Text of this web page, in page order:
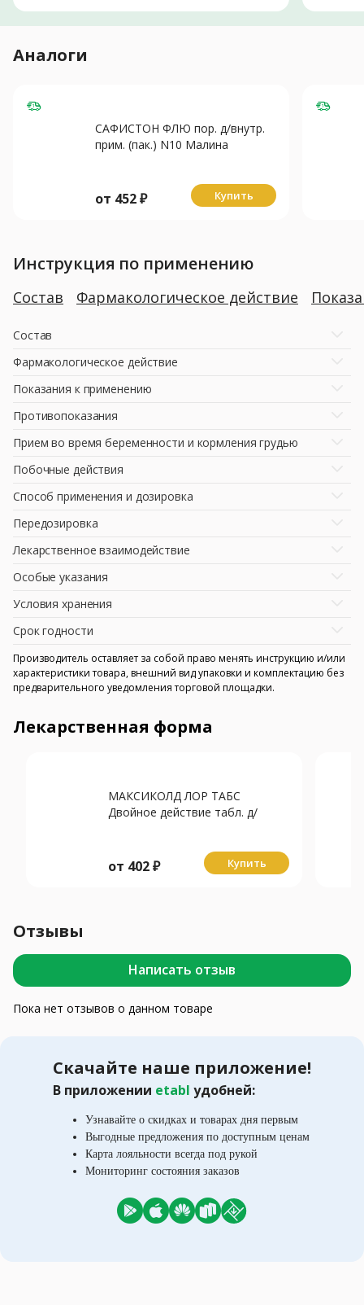
Аналоги
САФИСТОН ФЛЮ пор. д/внутр.
прим. (пак.) N10 Малина
от 452₽ Купить
Инструкция по применению
Состав Фармакологическое действие
Состав
Фармакологическое действие
Показания к применению
Противопоказания
Прием во время беременности и кормления грудью
Побочные действия
Способ применения и дозировка
Передозировка
Лекарственное взаимодействие
Особые указания
Условия хранения
Срок годности
Производитель оставляет за собой право менять инструкцию и/или
характеристики товара, внешний вид упаковки и комплектацию без
предварительного уведомления торговой площадки.
Лекарственная форма
МАКСИКОЛД ЛОР ТАБС
Двойное действие табл. д/
от 402₽ Купить
Отзывы
Написать отзыв
Пока нет отзывов о данном товаре
Скачайте наше приложение!
В приложении etabl удобней:
Узнавайте о скидках и товарах дня первым
Выгодные предложения по доступным ценам
Карта лояльности всегда под рукой
Мониторинг состояния заказов